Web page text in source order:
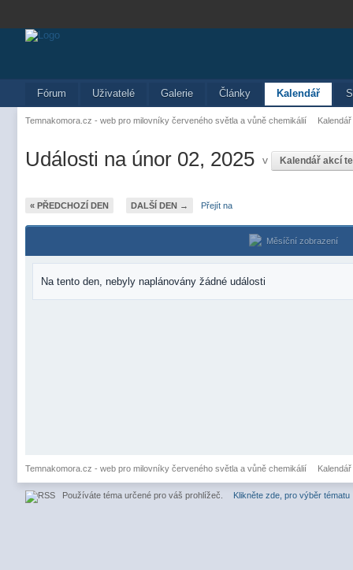
Fórum Uživatelé Galerie Články Kalendář
Temnakomora.cz - web pro milovníky červeného světla a vůně chemikálií Kalendář
Události na únor 02, 2025 v Kalendář akcí
« PŘEDCHOZÍ DEN DALŠÍ DEN → Přejít na
Měsíční zobrazení
Na tento den, nebyly naplánovány žádné události
Temnakomora.cz - web pro milovníky červeného světla a vůně chemikálií Kalendář
Používáte téma určené pro váš prohlížeč. Klikněte zde, pro výběr tématu